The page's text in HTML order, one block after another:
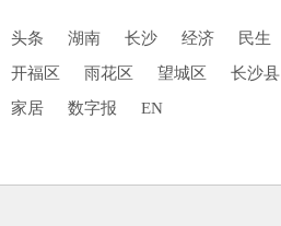
头条 湖南 长沙 经济 民生
开福区
雨花区 望城区 长沙县
家居
数字报 EN